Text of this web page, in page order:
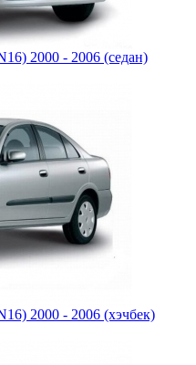
2000 - 2006 (седан)
2000 - 2006 (хэчбек)